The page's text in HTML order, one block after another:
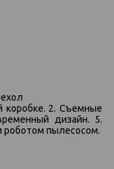
коробке. 2. Съемные
дизайн. 5.
роботом пылесосом.